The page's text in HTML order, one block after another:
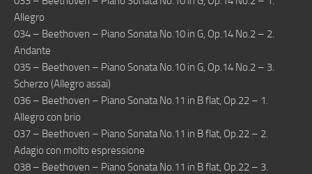
Allegro
034 – Beethoven – Piano Sonata No.10 in G, Op.14 No.2 – 2.
Andante
035 – Beethoven – Piano Sonata No.10 in G, Op.14 No.2 – 3.
Scherzo (Allegro assai)
036 – Beethoven – Piano Sonata No.11 in B flat, Op.22 – 1.
Allegro con brio
037 – Beethoven – Piano Sonata No.11 in B flat, Op.22 – 2.
Adagio con molto espressione
038 – Beethoven – Piano Sonata No.11 in B flat, Op.22 – 3.